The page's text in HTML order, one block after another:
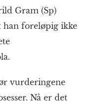
Gram (Sp)
han foreløpig ikke
vurderingene
Nå er det